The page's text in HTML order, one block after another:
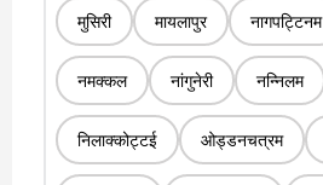
मुसिरी मायलापुर नागपट्टिनम
नमक्कल नांगुनेरी नन्निलम
निलाक्कोट्टई ओड्डनचत्रम